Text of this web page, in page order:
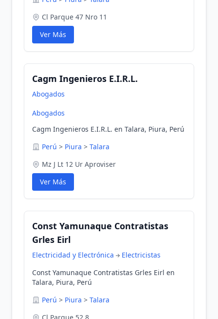
Cl Parque 47 Nro 11
Ver Más
Cagm Ingenieros E.I.R.L.
Abogados
Abogados
Cagm Ingenieros E.I.R.L. en Talara, Piura, Perú
Perú > Piura > Talara
Mz J Lt 12 Ur Aproviser
Ver Más
Const Yamunaque Contratistas
Grles Eirl
Electricidad y Electrónica
Electricistas
Const Yamunaque Contratistas Grles Eirl en
Talara, Piura, Perú
Perú > Piura > Talara